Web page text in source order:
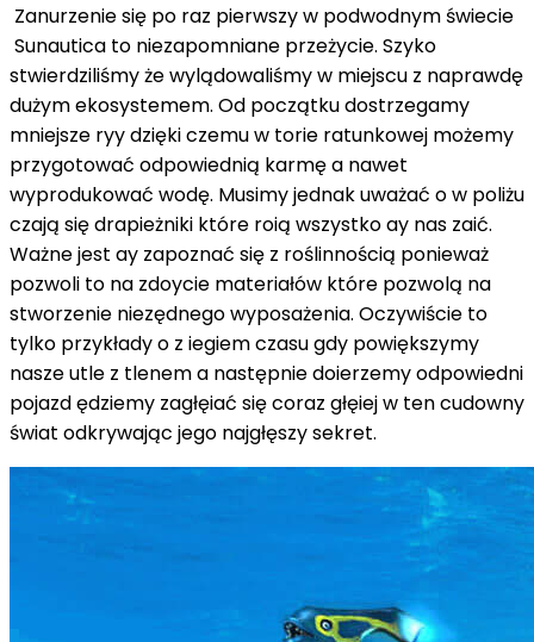
Zanurzenie się po raz pierwszy w podwodnym świecie
Sunautica to niezapomniane przeżycie. Szyko
stwierdziliśmy że wylądowaliśmy w miejscu z naprawdę
dużym ekosystemem. Od początku dostrzegamy
mniejsze ryy dzięki czemu w torie ratunkowej możemy
przygotować odpowiednią karmę a nawet
wyprodukować wodę. Musimy jednak uważać o w poliżu
czają się drapieżniki które roią wszystko ay nas zaić.
Ważne jest ay zapoznać się z roślinnością ponieważ
pozwoli to na zdoycie materiałów które pozwolą na
stworzenie niezędnego wyposażenia. Oczywiście to
tylko przykłady o z iegiem czasu gdy powiększymy
nasze utle z tlenem a następnie doierzemy odpowiedni
pojazd ędziemy zagłęiać się coraz głęiej w ten cudowny
świat odkrywając jego najgłęszy sekret.